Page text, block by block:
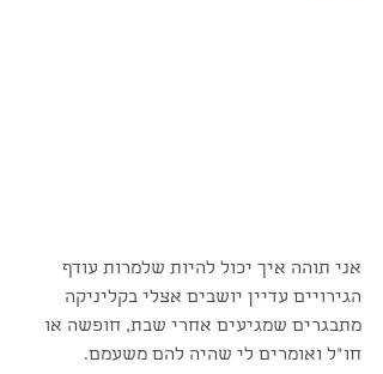
אני תוהה איך יכול להיות שלמרות עודף
הגירויים עדיין יושבים אצלי בקליניקה
מתבגרים שמגיעים אחרי שבת, חופשה או
חו״ל ואומרים לי שהיה להם משעמם.